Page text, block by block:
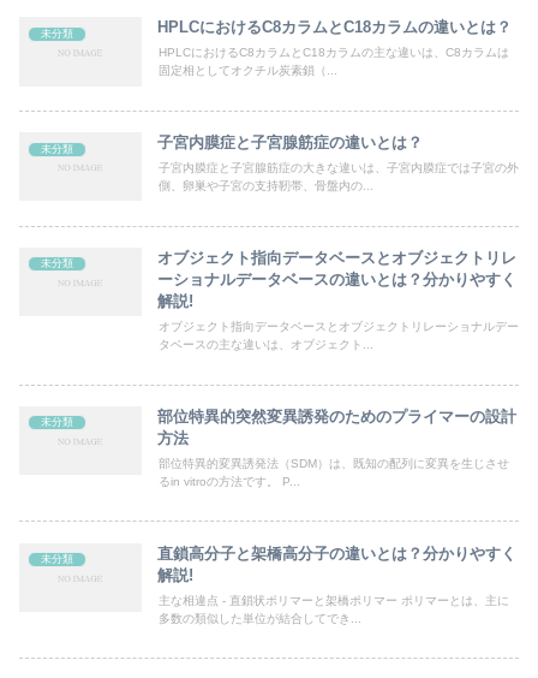
未分類 HPLCにおけるC8カラムとC18カラムの違いとは？
HPLCにおけるC8カラムとC18カラムの主な違いは、C8カラムは
固定相としてオクチル炭素鎖（...
未分類 子宮内膜症と子宮腺筋症の違いとは？
子宮内膜症と子宮腺筋症の大きな違いは、子宮内膜症では子宮の外
側、卵巣や子宮の支持靭帯、骨盤内の...
未分類
オブジェクト指向データベースとオブジェクトリレ
ーショナルデータベースの違いとは？分かりやすく
解説!
オブジェクト指向データベースとオブジェクトリレーショナルデー
タベースの主な違いは、オブジェクト...
未分類
部位特異的突然変異誘発のためのプライマーの設計
方法
部位特異的変異誘発法（SDM）は、既知の配列に変異を生じさせ
るin vitroの方法です。 P...
未分類
直鎖高分子と架橋高分子の違いとは？分かりやすく
解説!
主な相違点 - 直鎖状ポリマーと架橋ポリマー ポリマーとは、主に
多数の類似した単位が結合してでき...